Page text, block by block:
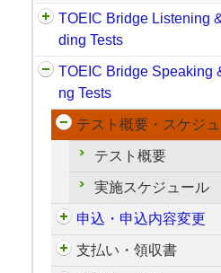
TOEIC Bridge Listening
ding Tests
TOEIC Bridge Speaking
ng Tests
テスト概要・スケジ
テスト概要
実施スケジュール
申込・申込内容変更
支払い・領収書